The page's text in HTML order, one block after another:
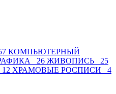
КОМПЬЮТЕРНЫЙ
26 ЖИВОПИСЬ 25
ХРАМОВЫЕ РОСПИСИ 4